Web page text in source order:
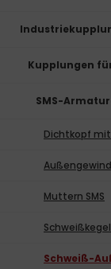
Kupplungen
SMS-
Dichtkopf
Muttern SMS
Schweißkegel
Schweiß-